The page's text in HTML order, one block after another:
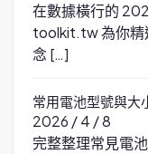
在數據橫行的
toolkit.tw 為你精
念 […]
常用電池型號與大
2026 / 4 / 8
完整整理常見電